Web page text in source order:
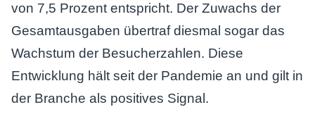
von 7,5 Prozent entspricht. Der Zuwachs der
Gesamtausgaben übertraf diesmal sogar das
Wachstum der Besucherzahlen. Diese
Entwicklung hält seit der Pandemie an und gilt in
der Branche als positives Signal.